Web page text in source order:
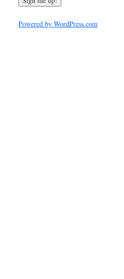
Powered by WordPress.com